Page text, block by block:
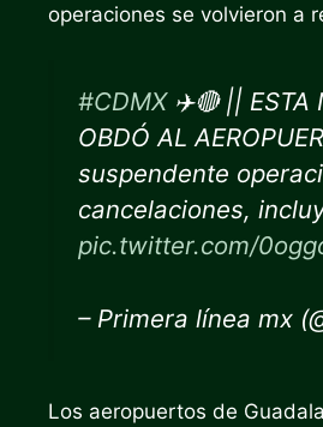
operaciones se volvieron a
#CDMX✈️🔴 || ESTA
OBDÓ AL
suspendente
cancelaciones,
pic.twitter.com/
– Primera línea mx
Los aeropuertos de